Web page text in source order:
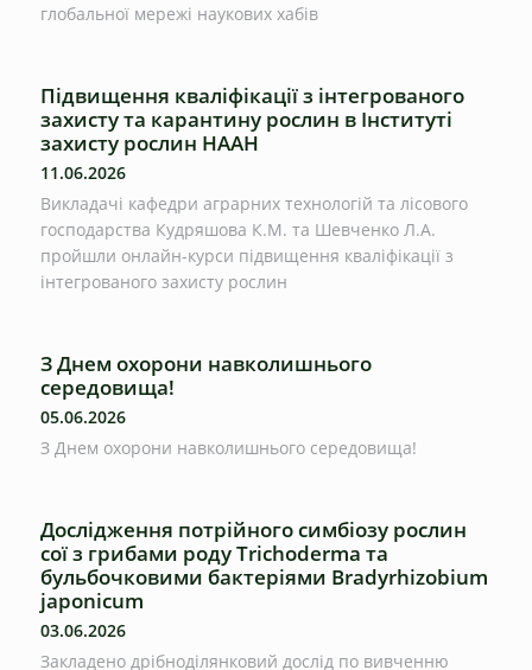
глобальної мережі наукових хабів
Підвищення кваліфікації з інтегрованого
захисту та карантину рослин в Інституті
захисту рослин НААН
11.06.2026
Викладачі кафедри аграрних технологій та лісового
господарства Кудряшова К.М. та Шевченко Л.А.
пройшли онлайн-курси підвищення кваліфікації з
інтегрованого захисту рослин
З Днем охорони навколишнього
середовища!
05.06.2026
З Днем охорони навколишнього середовища!
Дослідження потрійного симбіозу рослин
сої з грибами роду Trichoderma та
бульбочковими бактеріями Bradyrhizobium
japonicum
03.06.2026
Закладено дрібноділянковий дослід по вивченню